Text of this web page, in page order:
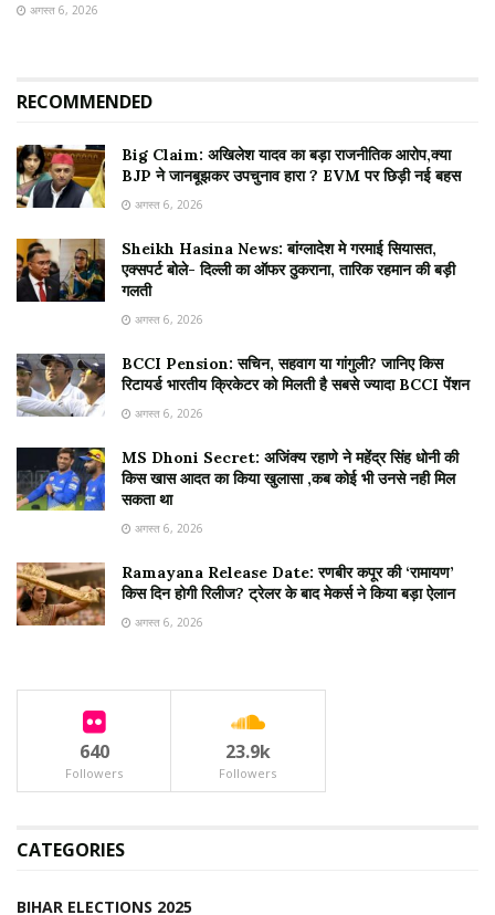
अगस्त 6, 2026
RECOMMENDED
Big Claim: अखिलेश यादव का बड़ा राजनीतिक आरोप,क्या
BJP ने जानबूझकर उपचुनाव हारा ? EVM पर छिड़ी नई बहस
अगस्त 6, 2026
Sheikh Hasina News: बांग्लादेश मे गरमाई सियासत,
एक्सपर्ट बोले- दिल्ली का ऑफर ठुकराना, तारिक रहमान की बड़ी
गलती
अगस्त 6, 2026
BCCI Pension: सचिन, सहवाग या गांगुली? जानिए किस
रिटायर्ड भारतीय क्रिकेटर को मिलती है सबसे ज्यादा BCCI पेंशन
अगस्त 6, 2026
MS Dhoni Secret: अजिंक्य रहाणे ने महेंद्र सिंह धोनी की
किस खास आदत का किया खुलासा ,कब कोई भी उनसे नही मिल
सकता था
अगस्त 6, 2026
Ramayana Release Date: रणबीर कपूर की ‘रामायण’
किस दिन होगी रिलीज? ट्रेलर के बाद मेकर्स ने किया बड़ा ऐलान
अगस्त 6, 2026
640
Followers
23.9k
Followers
CATEGORIES
BIHAR ELECTIONS 2025